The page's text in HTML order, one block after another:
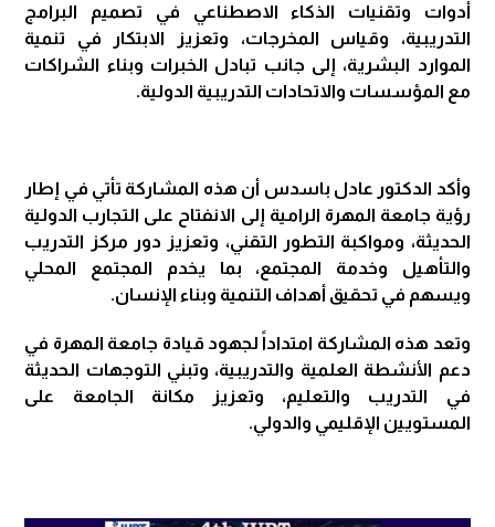
أدوات وتقنيات الذكاء الاصطناعي في تصميم البرامج
التدريبية، وقياس المخرجات، وتعزيز الابتكار في تنمية
الموارد البشرية، إلى جانب تبادل الخبرات وبناء الشراكات
مع المؤسسات والاتحادات التدريبية الدولية.
وأكد الدكتور عادل باسدس أن هذه المشاركة تأتي في إطار
رؤية جامعة المهرة الرامية إلى الانفتاح على التجارب الدولية
الحديثة، ومواكبة التطور التقني، وتعزيز دور مركز التدريب
والتأهيل وخدمة المجتمع، بما يخدم المجتمع المحلي
ويسهم في تحقيق أهداف التنمية وبناء الإنسان.
وتعد هذه المشاركة امتداداً لجهود قيادة جامعة المهرة في
دعم الأنشطة العلمية والتدريبية، وتبني التوجهات الحديثة
في التدريب والتعليم، وتعزيز مكانة الجامعة على
المستويين الإقليمي والدولي.